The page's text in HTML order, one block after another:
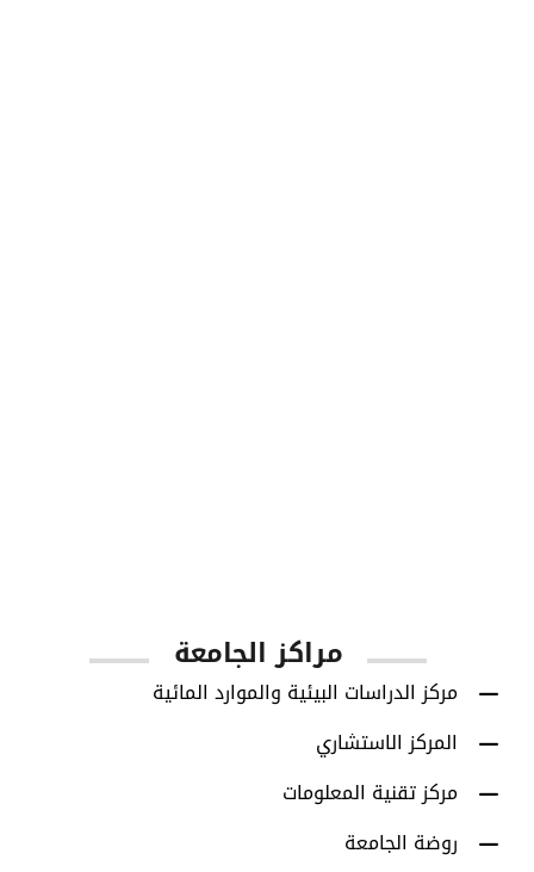
مراكز الجامعة
مركز الدراسات البيئية والموارد المائية
المركز الاستشاري
مركز تقنية المعلومات
روضة الجامعة